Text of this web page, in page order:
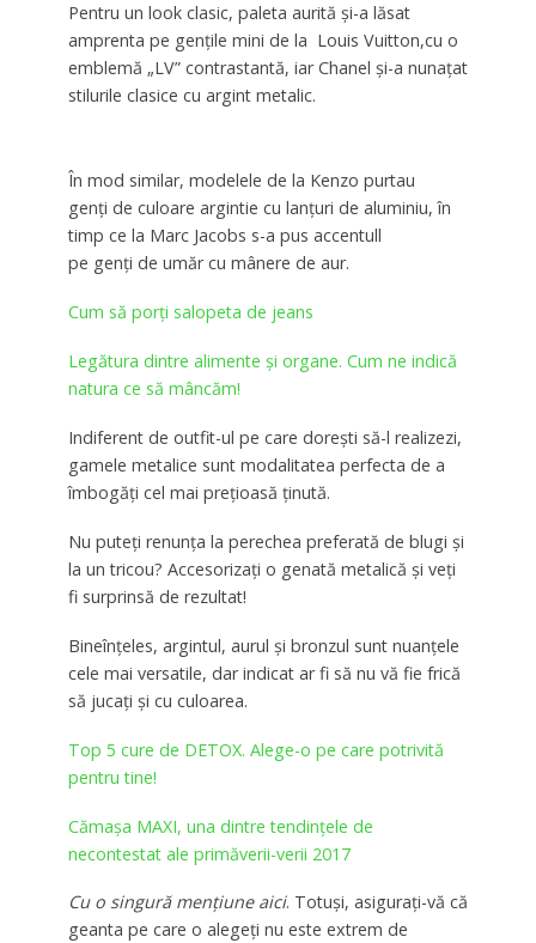
Pentru un look clasic, paleta aurită și-a lăsat
amprenta pe gențile mini de la Louis Vuitton,cu o
emblemă „LV” contrastantă, iar Chanel și-a nunațat
stilurile clasice cu argint metalic.
În mod similar, modelele de la Kenzo purtau
genți de culoare argintie cu lanțuri de aluminiu, în
timp ce la Marc Jacobs s-a pus accentull
pe genți de umăr cu mânere de aur.
Cum să porți salopeta de jeans
Legătura dintre alimente și organe. Cum ne indică
natura ce să mâncăm!
Indiferent de outfit-ul pe care dorești să-l realizezi,
gamele metalice sunt modalitatea perfecta de a
îmbogăți cel mai prețioasă ținută.
Nu puteți renunța la perechea preferată de blugi și
la un tricou? Accesorizați o genată metalică și veți
fi surprinsă de rezultat!
Bineînțeles, argintul, aurul și bronzul sunt nuanțele
cele mai versatile, dar indicat ar fi să nu vă fie frică
să jucați și cu culoarea.
Top 5 cure de DETOX. Alege-o pe care potrivită
pentru tine!
Cămașa MAXI, una dintre tendințele de
necontestat ale primăverii-verii 2017
Cu o singură mențiune aici. Totuși, asigurați-vă că
geanta pe care o alegeți nu este extrem de